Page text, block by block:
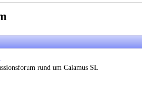
rund um Calamus SL